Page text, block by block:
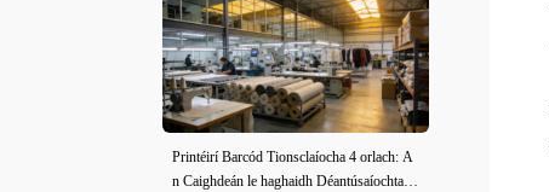
Printéirí Barcód Tionsclaíocha 4 orlach: A
n Caighdeán le haghaidh Déantúsaíochta É